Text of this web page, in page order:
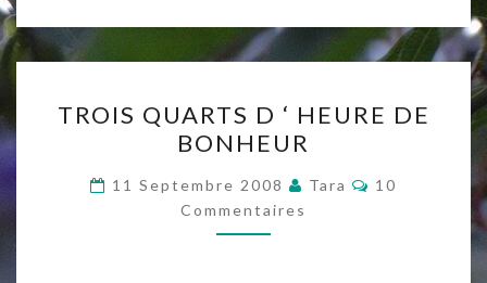
QUARTS
D
‘
HEURE
DE
TROIS QUARTS D ‘ HEURE DE
BONHEUR
11 Septembre 2008 Tara
10
Commentaires